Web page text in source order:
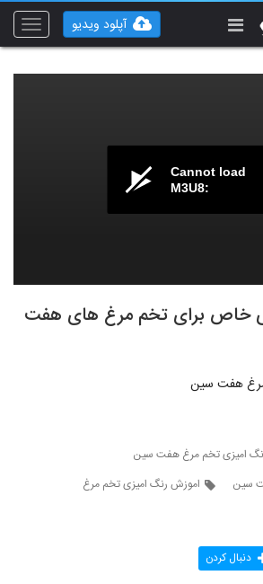
Toggle
آپلود ویدیو
Cannot load
M3U8:
خاص برای تخم مرغ های هفت
هفت سین
امیزی تخم مرغ هفت سین
سین
اموزش رنگ امیزی تخم مرغ
دنبال کردن